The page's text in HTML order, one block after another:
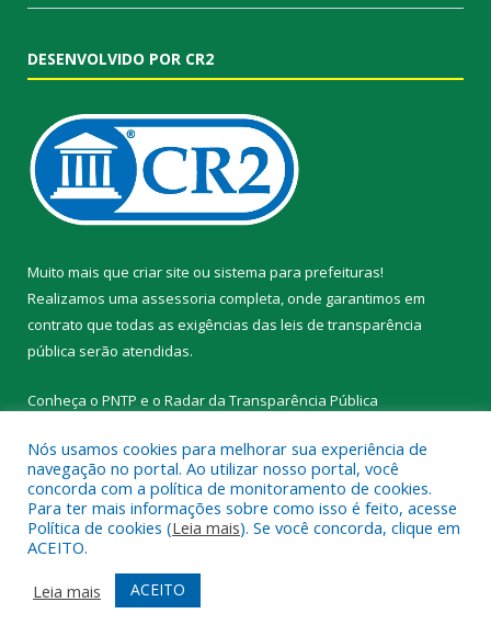
DESENVOLVIDO POR CR2
Muito mais que criar site ou sistema para prefeituras!
Realizamos uma assessoria completa, onde garantimos em
contrato que todas as exigências das leis de transparência
pública serão atendidas.
Conheça o PNTP e o Radar da Transparência Pública
Todos os direitos reservados a Prefeitura Municipal de Novo
Progresso.
Mapa do Site
Acessar Área Administrativa
Acessar Webmail
Nós usamos cookies para melhorar sua experiência de
navegação no portal. Ao utilizar nosso portal, você
concorda com a política de monitoramento de cookies.
Para ter mais informações sobre como isso é feito, acesse
Política de cookies (Leia mais). Se você concorda, clique em
ACEITO.
Leia mais
ACEITO